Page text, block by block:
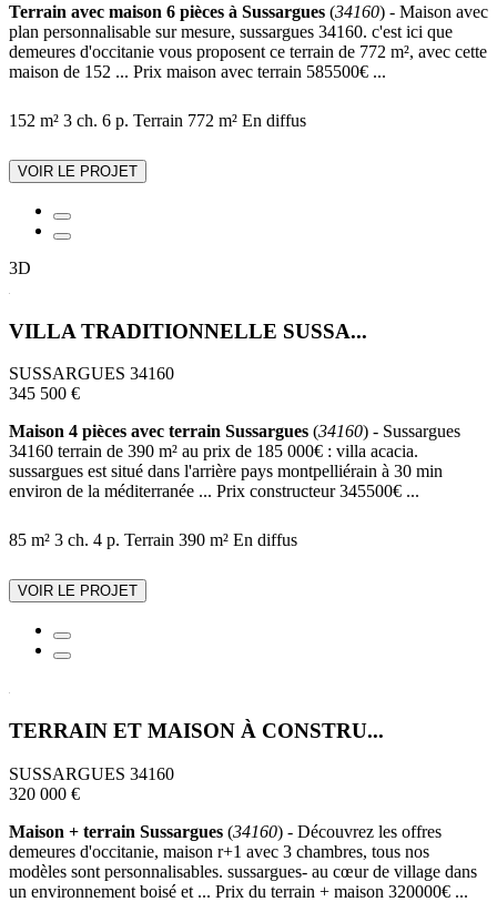
Terrain avec maison 6 pièces à Sussargues (34160) - Maison avec
plan personnalisable sur mesure, sussargues 34160. c'est ici que
demeures d'occitanie vous proposent ce terrain de 772 m², avec cette
maison de 152 ... Prix maison avec terrain 585500€ ...
152 m² 3 ch. 6 p. Terrain 772 m² En diffus
VOIR LE PROJET
3D
VILLA TRADITIONNELLE SUSSA...
SUSSARGUES 34160
345 500 €
Maison 4 pièces avec terrain Sussargues (34160) - Sussargues
34160 terrain de 390 m² au prix de 185 000€ : villa acacia.
sussargues est situé dans l'arrière pays montpelliérain à 30 min
environ de la méditerranée ... Prix constructeur 345500€ ...
85 m² 3 ch. 4 p. Terrain 390 m² En diffus
VOIR LE PROJET
TERRAIN ET MAISON À CONSTRU...
SUSSARGUES 34160
320 000 €
Maison + terrain Sussargues (34160) - Découvrez les offres
demeures d'occitanie, maison r+1 avec 3 chambres, tous nos
modèles sont personnalisables. sussargues- au cœur de village dans
un environnement boisé et ... Prix du terrain + maison 320000€ ...